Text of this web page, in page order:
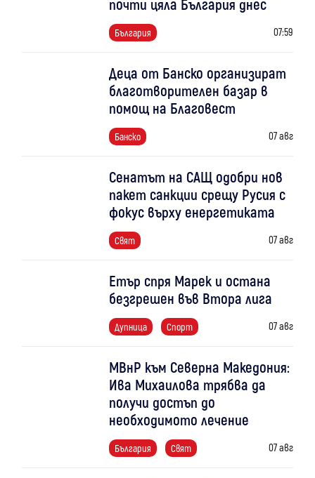
почти цяла България днес
България 07:59
Деца от Банско организират
благотворителен базар в
помощ на Благовест
Банско 07 авг
Сенатът на САЩ одобри нов
пакет санкции срещу Русия с
фокус върху енергетиката
Свят 07 авг
Етър спря Марек и остана
безгрешен във Втора лига
Дупница Спорт 07 авг
МВнР към Северна Македония:
Ива Михаилова трябва да
получи достъп до
необходимото лечение
България Свят 07 авг